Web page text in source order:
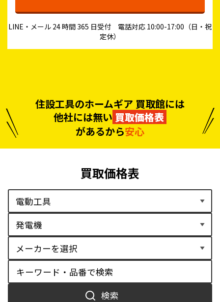
LINE・メール 24 時間 365 日受付 電話対応 10:00-17:00（日・祝
定休）
住設工具のホームギア 買取館には
他社には無い 買取価格表
があるから安心
買取価格表
検索